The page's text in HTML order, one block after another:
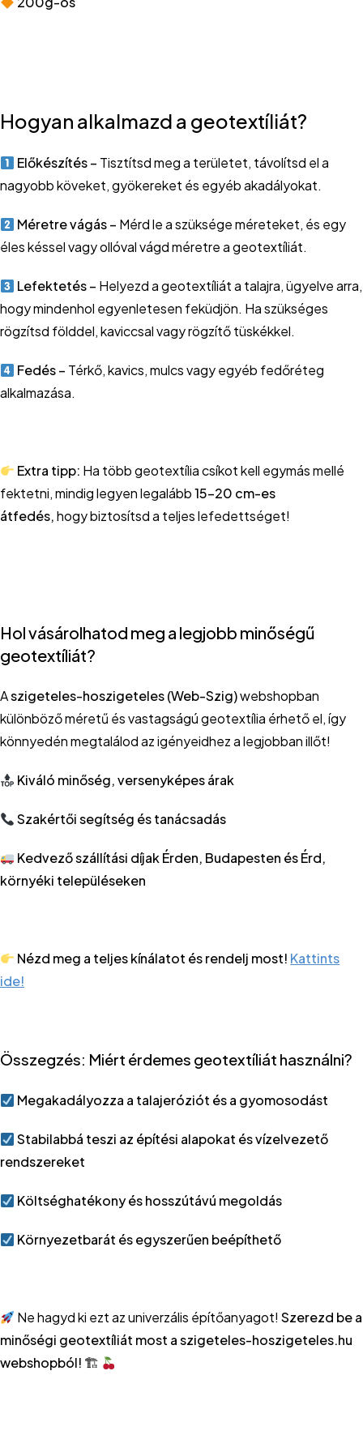
Hogyan alkalmazd a geotextíliát?
Előkészítés – Tisztítsd meg a területet, távolítsd el a
nagyobb köveket, gyökereket és egyéb akadályokat.
Méretre vágás – Mérd le a szüksége méreteket, és egy
éles késsel vagy ollóval vágd méretre a geotextíliát.
Lefektetés – Helyezd a geotextíliát a talajra, ügyelve arra,
hogy mindenhol egyenletesen feküdjön. Ha szükséges
rögzítsd földdel, kaviccsal vagy rögzítő tüskékkel.
Fedés – Térkő, kavics, mulcs vagy egyéb fedőréteg
alkalmazása.
Extra tipp: Ha több geotextília csíkot kell egymás mellé
fektetni, mindig legyen legalább15-20 cm-es
átfedés,hogy biztosítsd a teljes lefedettséget!
Hol vásárolhatod meg a legjobb minőségű
geotextíliát?
Aszigeteles-hoszigeteles (Web-Szig)webshopban
különböző méretű és vastagságú geotextília érhető el, így
könnyedén megtalálod az igényeidhez a legjobban illőt!
Kiváló minőség, versenyképes árak
Szakértői segítség és tanácsadás
Kedvező szállítási díjak Érden, Budapesten és Érd,
környéki településeken
Nézd meg a teljes kínálatot és rendelj most! Kattints
ide!
Összegzés: Miért érdemes geotextíliát használni?
Megakadályozza a talajeróziót és a gyomosodást
Stabilabbá teszi az építési alapokat és vízelvezető
rendszereket
Költséghatékony és hosszútávú megoldás
Környezetbarát és egyszerűen beépíthető
Ne hagyd ki ezt az univerzális építőanyagot!Szerezd be a
minőségi geotextíliát most a szigeteles-hoszigeteles.hu
webshopból! 🏗